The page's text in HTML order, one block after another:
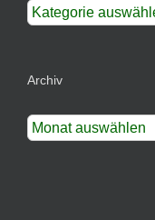
Kategorien
Archiv
Archiv